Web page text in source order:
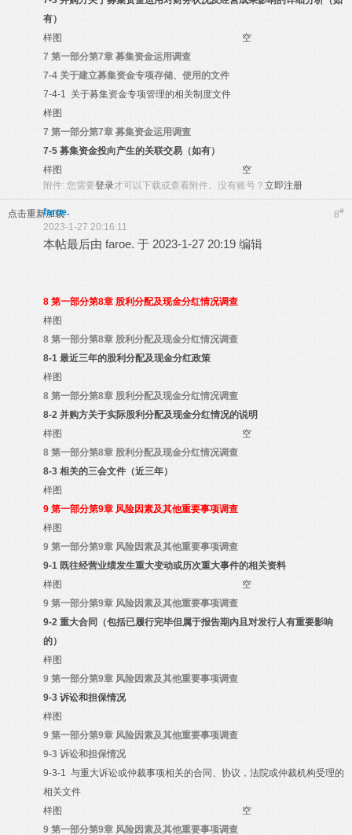
有）
样图
空
7 第一部分第7章 募集资金运用调查
7-4 关于建立募集资金专项存储、使用的文件
7-4-1 关于募集资金专项管理的相关制度文件
样图
7 第一部分第7章 募集资金运用调查
7-5 募集资金投向产生的关联交易（如有）
样图
空
附件: 您需要登录才可以下载或查看附件。没有账号？ 立即注册
点击重新加载 8#
faroe.
2023-1-27 20:16:11
本帖最后由 faroe. 于 2023-1-27 20:19 编辑
8 第一部分第8章 股利分配及现金分红情况调查
样图
8 第一部分第8章 股利分配及现金分红情况调查
8-1 最近三年的股利分配及现金分红政策
样图
8 第一部分第8章 股利分配及现金分红情况调查
8-2 并购方关于实际股利分配及现金分红情况的说明
样图
空
8 第一部分第8章 股利分配及现金分红情况调查
8-3 相关的三会文件（近三年）
样图
9 第一部分第9章 风险因素及其他重要事项调查
样图
9 第一部分第9章 风险因素及其他重要事项调查
9-1 既往经营业绩发生重大变动或历次重大事件的相关资料
样图
空
9 第一部分第9章 风险因素及其他重要事项调查
9-2 重大合同（包括已履行完毕但属于报告期内且对发行人有重要影响
的）
样图
9 第一部分第9章 风险因素及其他重要事项调查
9-3 诉讼和担保情况
样图
9 第一部分第9章 风险因素及其他重要事项调查
9-3 诉讼和担保情况
9-3-1 与重大诉讼或仲裁事项相关的合同、协议，法院或仲裁机构受理的
相关文件
样图
空
9 第一部分第9章 风险因素及其他重要事项调查